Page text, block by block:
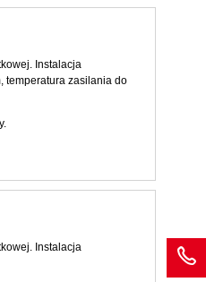
Instalacja
temperatura zasilania do
Instalacja